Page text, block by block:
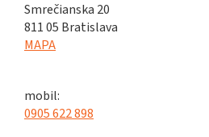
Smrečianska 20
811 05 Bratislava
MAPA
mobil:
0905 622 898